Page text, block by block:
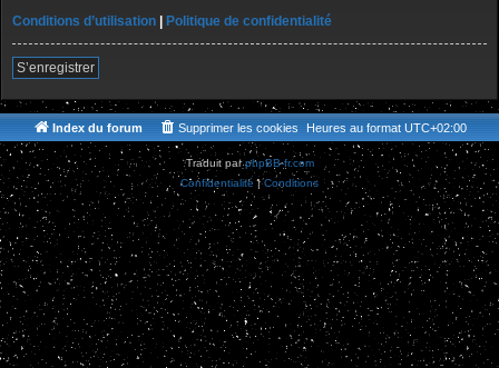
Conditions d’utilisation
Politique de confidentialité
S’enregistrer
Index du forum Heures au format UTC+02:00
Supprimer les cookies
Traduit parphpBB-fr.com
Confidentialité |Conditions